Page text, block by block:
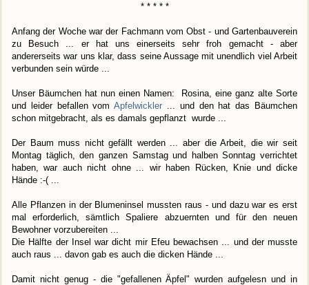
* * * * *
Anfang der Woche war der Fachmann vom Obst - und Gartenbauverein
zu Besuch ... er hat uns einerseits sehr froh gemacht - aber
andererseits war uns klar, dass seine Aussage mit unendlich viel Arbeit
verbunden sein würde ...
Unser Bäumchen hat nun einen Namen: Rosina, eine ganz alte Sorte
und leider befallen vomApfelwickler
... und den hat das Bäumchen
schon mitgebracht, als es damals gepflanzt wurde ...
Der Baum muss nicht gefällt werden ... aber die Arbeit, die wir seit
Montag täglich, den ganzen Samstag und halben Sonntag verrichtet
haben, war auch nicht ohne ... wir haben Rücken, Knie und dicke
Hände :-( ...
Alle Pflanzen in der Blumeninsel mussten raus - und dazu war es erst
mal erforderlich, sämtlich Spaliere abzuernten und für den neuen
Bewohner vorzubereiten ...
Die Hälfte der Insel war dicht mir Efeu bewachsen ... und der musste
auch raus ... davon gab es auch die dicken Hände ...
Damit nicht genug - die "gefallenen Äpfel" wurden aufgelesn und in